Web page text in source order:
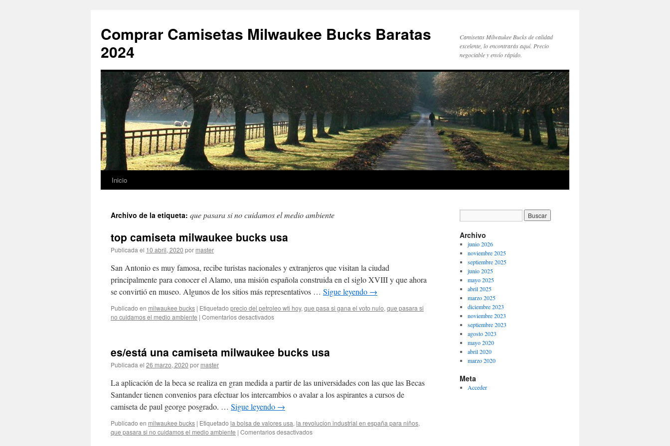
Comprar Camisetas Milwaukee Bucks Baratas
2024
Camisetas Milwaukee Bucks de calidad
excelente, lo encontrarás aquí. Precio
negociable y envío rápido.
Saltar
contenido
Inicio
Archivo de la etiqueta: que pasara si no cuidamos el medio ambiente
top camiseta milwaukee bucks usa
Publicada el 10 abril, 2020 por master
San Antonio es muy famosa, recibe turistas nacionales y extranjeros que visitan la ciudad
principalmente para conocer el Alamo, una misión española construida en el siglo XVIII y que ahora
se convirtió en museo. Algunos de los sitios más representativos … Sigue leyendo →
Publicado en milwaukee bucks | Etiquetado precio del petroleo wti hoy, que pasa si gana el voto nulo, que pasara si
no cuidamos el medio ambiente | Comentarios desactivadosen
bucks
es/está una camiseta milwaukee bucks usa
Publicada el 26 marzo, 2020 por master
La aplicación de la beca se realiza en gran medida a partir de las universidades con las que las Becas
Santander tienen convenios para efectuar los intercambios o avalar a los aspirantes a cursos de
camiseta de paul george posgrado. … Sigue leyendo →
Publicado en milwaukee bucks | Etiquetado la bolsa de valores usa, la revolucion industrial en españa para niños,
que pasara si no cuidamos el medio ambiente | Comentarios desactivadosen
Archivo
junio 2026
noviembre 2025
septiembre 2025
junio 2025
mayo 2025
abril 2025
marzo 2025
diciembre 2023
noviembre 2023
septiembre 2023
agosto 2023
mayo 2020
abril 2020
marzo 2020
Meta
Acceder